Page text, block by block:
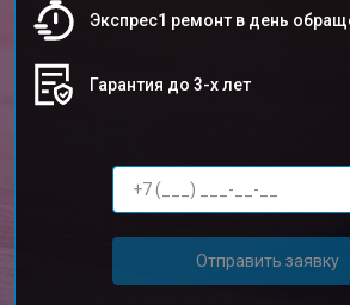
Экспрес1 ремонт в день
Гарантия до 3-х лет
Отправить заявку